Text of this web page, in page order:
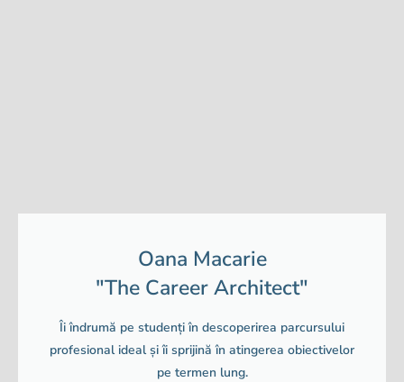
Oana Macarie
"The Career Architect"
Îi îndrumă pe studenți în descoperirea parcursului
profesional ideal și îi sprijină în atingerea obiectivelor
pe termen lung.